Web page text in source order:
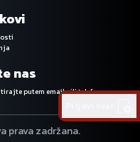
nas
putem emaila ili telefona.
prava zadržana.